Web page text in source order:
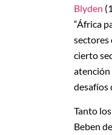
Blyden
“África
sectores
cierto
atención
desafíos
Tanto
Beben